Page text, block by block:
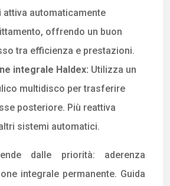
attiva automaticamente
offrendo un buon
tra efficienza e prestazioni.
integrale Haldex: Utilizza un
multidisco per trasferire
posteriore. Più reattiva
sistemi automatici.
dalle priorità: aderenza
integrale permanente. Guida